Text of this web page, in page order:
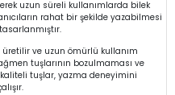
uzun süreli kullanımlarda bilek
rahat bir şekilde yazabilmesi
üretilir ve uzun ömürlü kullanım
tuşlarının bozulmaması ve
tuşlar, yazma deneyimini